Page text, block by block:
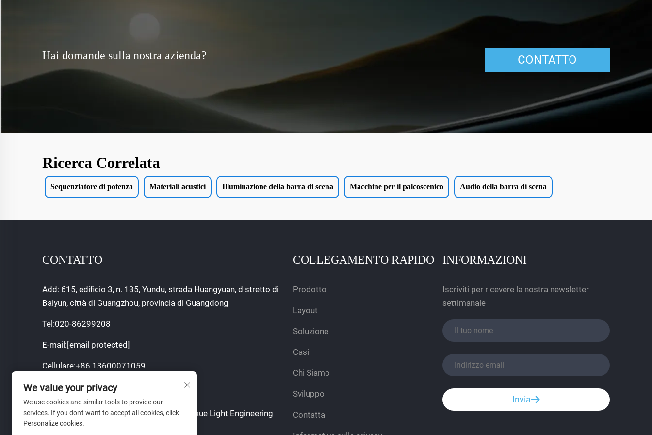
Hai domande sulla nostra azienda? CONTATTO
Ricerca Correlata
Sequenziatore di potenza Materiali acustici Illuminazione della barra di scena Macchine per il palcoscenico Audio della barra di scena
CONTATTO
Add: 615, edificio 3, n. 135, Yundu, strada Huangyuan, distretto di
Baiyun, città di Guangzhou, provincia di Guangdong
Tel:020-86299208
E-mail:[email protected]
Cellulare:+86 13600071059
Copyright © 2024 Guangzhou Sajia Shengxue Light Engineering
Co., Ltd.
COLLEGAMENTO RAPIDO
Prodotto
Layout
Soluzione
Casi
Chi Siamo
Sviluppo
Contatta
INFORMAZIONI
Iscriviti per ricevere la nostra newsletter
settimanale
Invia
We value your privacy
We use cookies and similar tools to provide our
services. If you don't want to accept all cookies, click
Personalize cookies.